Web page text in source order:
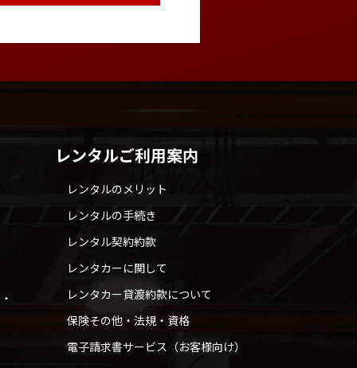
レンタルご利用案内
レンタルのメリット
レンタルの手続き
レンタル契約約款
レンタカーに関して
レンタカー貸渡約款について
保険その他・法規・資格
電子請求書サービス（お客様向け）